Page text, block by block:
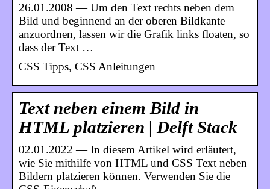
26.01.2008 — Um den Text rechts neben dem
Bild und beginnend an der oberen Bildkante
anzuordnen, lassen wir die Grafik links floaten, so
dass der Text …
CSS Tipps, CSS Anleitungen
Text neben einem Bild in
HTML platzieren | Delft Stack
02.01.2022 — In diesem Artikel wird erläutert,
wie Sie mithilfe von HTML und CSS Text neben
Bildern platzieren können. Verwenden Sie die